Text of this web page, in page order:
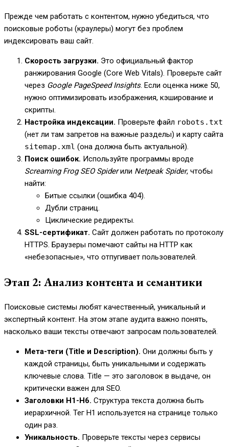
Прежде чем работать с контентом, нужно убедиться, что
поисковые роботы (краулеры) могут без проблем
индексировать ваш сайт.
Скорость загрузки. Это официальный фактор
ранжирования Google (Core Web Vitals). Проверьте сайт
через Google PageSpeed Insights. Если оценка ниже 50,
нужно оптимизировать изображения, кэширование и
скрипты.
Настройка индексации. Проверьте файл robots.txt
(нет ли там запретов на важные разделы) и карту сайта
sitemap.xml (она должна быть актуальной).
Поиск ошибок. Используйте программы вроде
Screaming Frog SEO Spiderили Netpeak Spider, чтобы
найти:
Битые ссылки (ошибка 404).
Дубли страниц.
Циклические редиректы.
SSL-сертификат. Сайт должен работать по протоколу
HTTPS. Браузеры помечают сайты на HTTP как
«небезопасные», что отпугивает пользователей.
Этап 2: Анализ контента и семантики
Поисковые системы любят качественный, уникальный и
экспертный контент. На этом этапе аудита важно понять,
насколько ваши тексты отвечают запросам пользователей.
Мета-теги (Title и Description). Они должны быть у
каждой страницы, быть уникальными и содержать
ключевые слова. Title — это заголовок в выдаче, он
критически важен для SEO.
Заголовки H1-H6. Структура текста должна быть
иерархичной. Тег H1 используется на странице только
один раз.
Уникальность. Проверьте тексты через сервисы